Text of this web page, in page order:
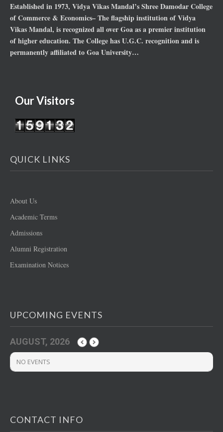
Established in 1973, Vidya Vikas Mandal’s Shree Damodar College
of Commerce & Economics– The flagship institution of Vidya
Vikas Mandal, is recognized all over Goa as a premier institution
of higher education. The College has U.G.C. recognition and is
permanently affiliated to Goa University…
Our Visitors
QUICK LINKS
About Us
Academic Terms
Admissions
Alumni Registration
Examination Notices
UPCOMING EVENTS
AUGUST, 2026
NO EVENTS
CONTACT INFO